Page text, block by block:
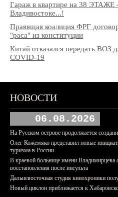
Гараж в квартире на 38 ЭТАЖЕ
Владивостоке...!
Правящая коалиция ФРГ
"раса" из конституции
Китай отказался передать ВОЗ
COVID-19
НОВОСТИ
06.08.2026
На Русском острове продолжается
Олег Кожемяко представил новые
туризма в России
В краевой больнице имени
восстановления после инсульта
Дальневосточная студия кинохроники
Новый циклон приближается к